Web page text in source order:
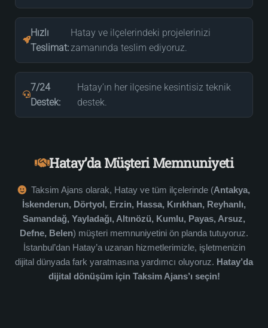
Hızlı
Teslimat:
Hatay ve ilçelerindeki projelerinizi
zamanında teslim ediyoruz.
7/24
Destek:
Hatay’ın her ilçesine kesintisiz teknik
destek.
Hatay’da Müşteri Memnuniyeti
Taksim Ajans olarak, Hatay ve tüm ilçelerinde (Antakya,
İskenderun, Dörtyol, Erzin, Hassa, Kırıkhan, Reyhanlı,
Samandağ, Yayladağı, Altınözü, Kumlu, Payas, Arsuz,
Defne, Belen) müşteri memnuniyetini ön planda tutuyoruz.
İstanbul’dan Hatay’a uzanan hizmetlerimizle, işletmenizin
dijital dünyada fark yaratmasına yardımcı oluyoruz. Hatay’da
dijital dönüşüm için Taksim Ajans’ı seçin!